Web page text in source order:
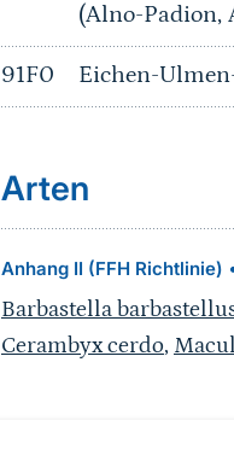
(Alno-Padion,
91F0 Eichen-
Arten
Anhang II (FFH Richtlinie)
Barbastella
Cerambyx cerdo,